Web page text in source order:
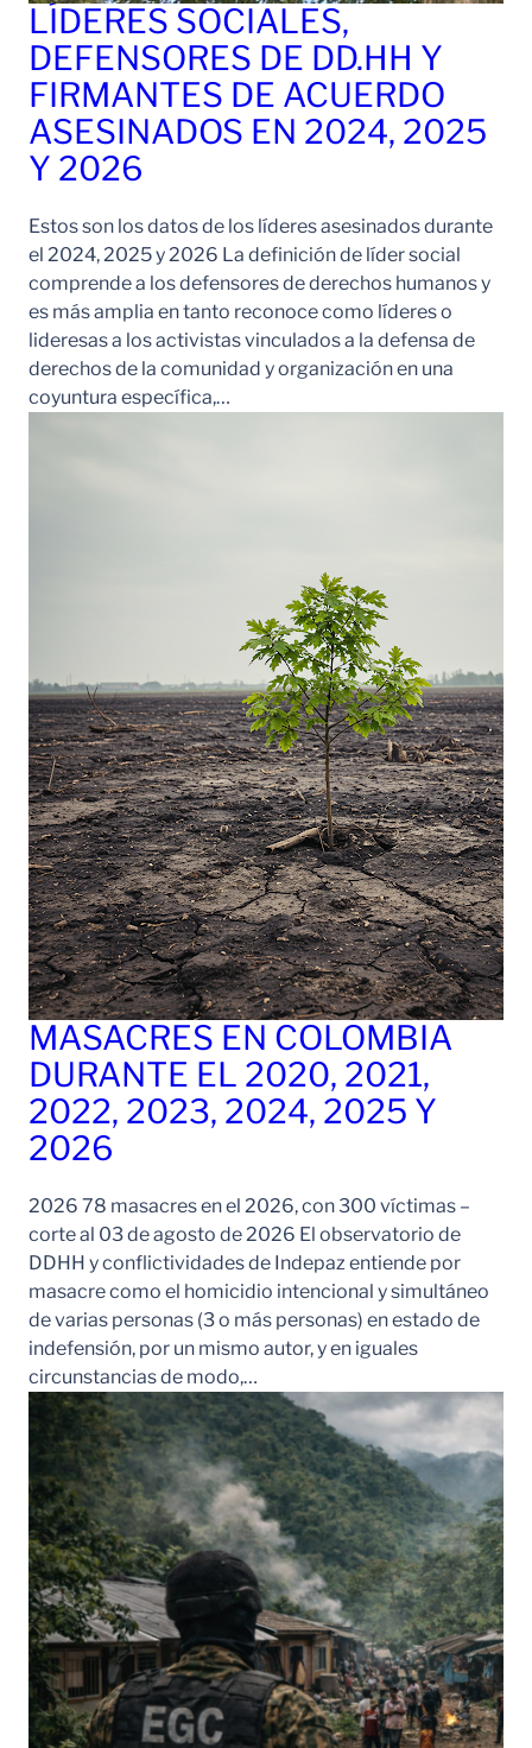
LÍDERES SOCIALES,
DEFENSORES DE DD.HH Y
FIRMANTES DE ACUERDO
ASESINADOS EN 2024, 2025
Y 2026
Estos son los datos de los líderes asesinados durante
el 2024, 2025 y 2026 La definición de líder social
comprende a los defensores de derechos humanos y
es más amplia en tanto reconoce como líderes o
lideresas a los activistas vinculados a la defensa de
derechos de la comunidad y organización en una
coyuntura específica,…
MASACRES EN COLOMBIA
DURANTE EL 2020, 2021,
2022, 2023, 2024, 2025 Y
2026
2026 78 masacres en el 2026, con 300 víctimas –
corte al 03 de agosto de 2026 El observatorio de
DDHH y conflictividades de Indepaz entiende por
masacre como el homicidio intencional y simultáneo
de varias personas (3 o más personas) en estado de
indefensión, por un mismo autor, y en iguales
circunstancias de modo,…